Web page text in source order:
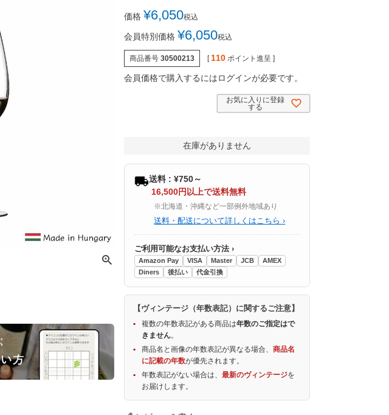
価格 ¥6,050税込
会員特別価格 ¥6,050税込
商品番号 30500213 [ 110 ポイント進呈 ]
会員価格で購入するにはログインが必要です。
お気に入りに登録
する
在庫がありません
送料 : ¥750～
16,500円以上で送料無料
※北海道・沖縄など一部例外地域あり
送料・配送について詳しくはこちら ›
ご利用可能なお支払い方法 ›
Amazon Pay VISA Master JCB
AMEX
Diners
後払い 代金引換
【ヴィンテージ（年数表記）に関するご注意】
複数の年数表記がある商品は年数のご指定はで
きません。
商品名と画像の年数表記が異なる場合、商品名
に記載の年数が優先されます。
年数表記がない場合は、最新のヴィンテージを
お届けします。